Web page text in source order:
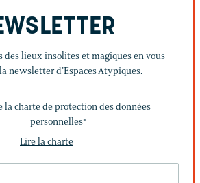
des lieux insolites et magiques en vous
newsletter d’Espaces Atypiques.
la charte de protection des données
personnelles*
Lire la charte